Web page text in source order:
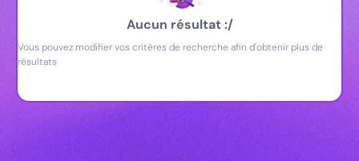
Aucun résultat :/
Vous pouvez modifier vos critères de recherche afin d'obtenir plus de
résultats